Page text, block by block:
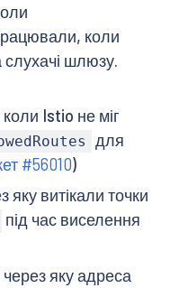
коли
слухачі шлюзу.
Istio не міг
для
#56010)
яку витікали точки
під час виселення
яку адреса